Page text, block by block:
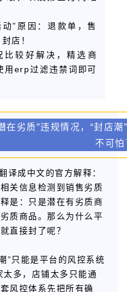
”原因：退款单，售
店！
比较好解决，精选商
用erp过滤违禁词即可
在劣质”违规情况，“封店
不可
译成中文的官方解释：
关信息检测到销售劣质
是：只是潜在有劣质商
质商品。那么为什么平
直接封了呢？
”只能是平台的风控系统
多，店铺太多只能通
风控体系先把所有确